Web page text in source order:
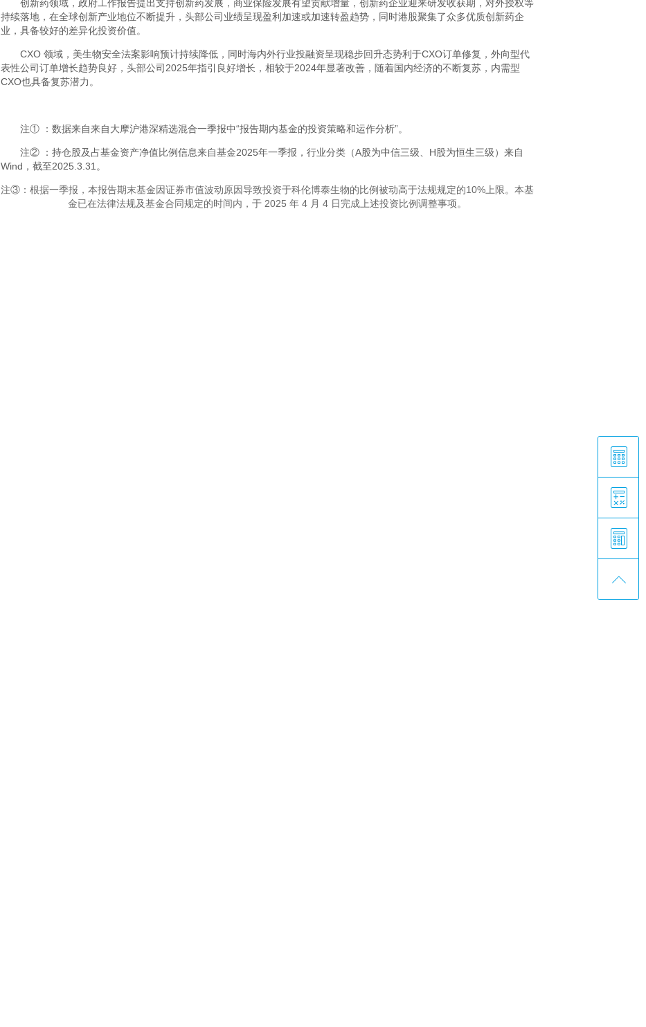
创新药领域，政府工作报告提出支持创新药发展，商业保险发展有望贡献增量，创新药企业迎来研发收获期，对外授权等
持续落地，在全球创新产业地位不断提升，头部公司业绩呈现盈利加速或加速转盈趋势，同时港股聚集了众多优质创新药企
业，具备较好的差异化投资价值。
CXO 领域，美生物安全法案影响预计持续降低，同时海内外行业投融资呈现稳步回升态势利于CXO订单修复，外向型代
表性公司订单增长趋势良好，头部公司2025年指引良好增长，相较于2024年显著改善，随着国内经济的不断复苏，内需型
CXO也具备复苏潜力。
注① ：数据来自来自大摩沪港深精选混合一季报中“报告期内基金的投资策略和运作分析”。
注② ：持仓股及占基金资产净值比例信息来自基金2025年一季报，行业分类（A股为中信三级、H股为恒生三级）来自
Wind，截至2025.3.31。
注③：根据一季报，本报告期末基金因证券市值波动原因导致投资于科伦博泰生物的比例被动高于法规规定的10% 上限。本基
金已在法律法规及基金合同规定的时间内，于 2025 年 4 月 4 日完成上述投资比例调整事项。